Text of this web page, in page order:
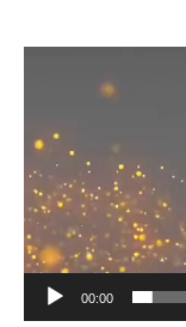
00:00